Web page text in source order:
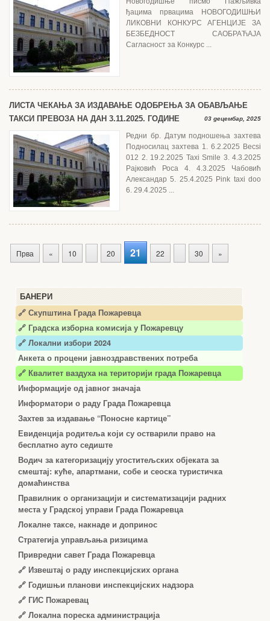
БАНЕРИ
🔗 Скупштина Града Пожаревца
🔗 Градска изборна комисија у Пожаревцу
🔗 Локални избори 2024
Анкета о процени јавноздравствених потреба
🔗 Квалитет ваздуха на територији града Пожаревца
Информације од јавног значаја
Информатори о раду Града Пожаревца
Захтев за издавање “Поносне картице”
Евиденција родитеља који су остварили право на
бесплатно ауто седиште
Водич за категоризацију угоститељских објеката за
смештај: куће, апартмани, собе и сеоска туристичка
домаћинства
Правилник о организацији и систематизацији радних
места у Градској управи Града Пожаревца
Локалне таксе, накнаде и допринос
Стратегија управљања ризицима
Привредни савет Града Пожаревца
🔗 Извештај о раду инспекцијских органа
🔗 Годишњи планови инспекцијских надзора
🔗 ГИС Пожаревац
🔗 Локална пореска администрација
ђацима првацима НОВОГОДИШЊИ
ЛИКОВНИ КОНКУРС АГЕНЦИЈЕ ЗА
БЕЗБЕДНОСТ САОБРАЋАЈА
Сагласност за Конкурс ...
ЛИСТА ЧЕКАЊА ЗА ИЗДАВАЊЕ ОДОБРЕЊА ЗА ОБАВЉАЊЕ
ТАКСИ ПРЕВОЗА НА ДАН 3.11.2025. ГОДИНЕ
03 децембар, 2025
Редни бр. Датум подношења захтевa
Подносилац захтева 1. 6.2.2025 Becsi
012 2. 19.2.2025 Taxi Smile 3. 4.3.2025
Рајковић Роса 4. 4.3.2025 Чабовић
Александар 5. 25.4.2025 Pink taxi doo
6. 29.4.2025 ...
Прва « 10 20 21 22 30 »